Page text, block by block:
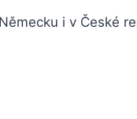
i v České